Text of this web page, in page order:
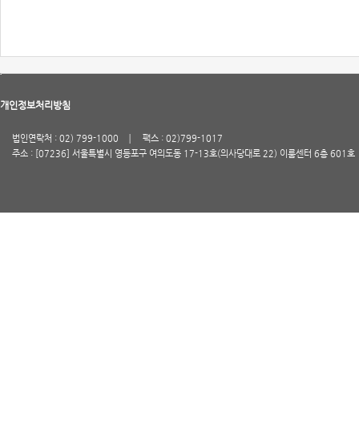
개인정보처리방침
법인연락처 : 02) 799-1000
팩스 : 02)799-1017
주소 : [07236] 서울특별시 영등포구 여의도동 17-13호(의사당대로 22) 이룸센터 6층 601호